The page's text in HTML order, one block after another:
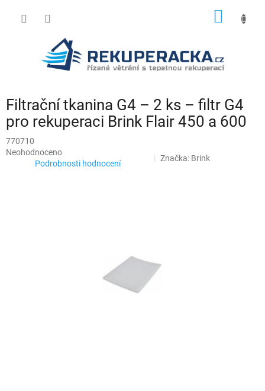
Filtrační tkanina G4 – 2 ks – filtr G4
pro rekuperaci Brink Flair 450 a 600
770710
Průměrné
hodnocení
Neohodnoceno
Podrobnosti hodnocení
Značka: Brink